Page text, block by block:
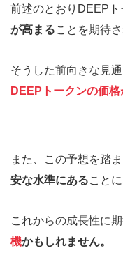
前述のとおりDEEPト
が高まることを期待
そうした前向きな見
DEEPトークンの価
また、この予想を踏ま
安な水準にあること
これからの成長性に
機かもしれません。